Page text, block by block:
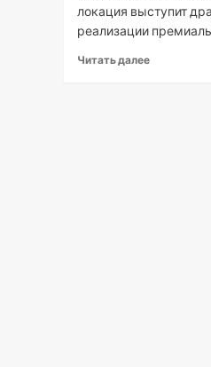
локация выступит
реализации
Читать далее